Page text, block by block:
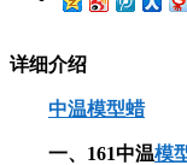
详细介绍
中温模型蜡
一、161中温模